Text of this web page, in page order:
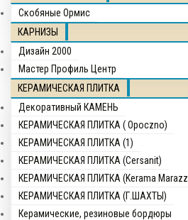
Скобяные Ормис
КАРНИЗЫ
Дизайн 2000
Мастер Профиль Центр
КЕРАМИЧЕСКАЯ ПЛИТКА
Декоративный КАМЕНЬ
КЕРАМИЧЕСКАЯ ПЛИТКА ( Opocznо)
КЕРАМИЧЕСКАЯ ПЛИТКА (1)
КЕРАМИЧЕСКАЯ ПЛИТКА (Cersanit)
КЕРАМИЧЕСКАЯ ПЛИТКА (Kerama
КЕРАМИЧЕСКАЯ ПЛИТКА (Г.ШАХТЫ)
Керамические, резиновые бордюры